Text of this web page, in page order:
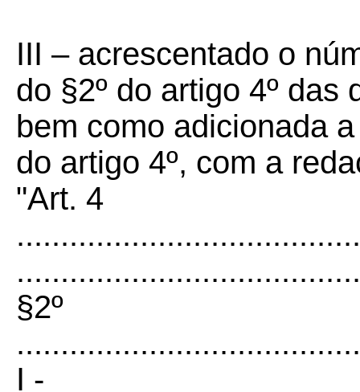
III – acrescentado o
do §2º do artigo 4º
bem como adicionada
do artigo 4º, com a
"Art. 4
§2º
I -